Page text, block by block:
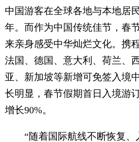
中国游客在全球各地与本地居
年。而作为中国传统佳节，春
来亲身感受中华灿烂文化。携
法国、德国、意大利、荷兰、
亚、新加坡等新增可免签入境
长明显，春节假期首日入境游
增长90%。
“随着国际航线不断恢复、